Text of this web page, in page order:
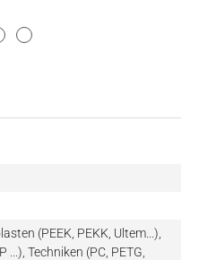
(PEEK, PEKK, Ultem...),
Techniken (PC, PETG,